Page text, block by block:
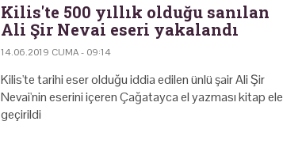
Kilis'te 500 yıllık olduğu sanılan
Ali Şir Nevai eseri yakalandı
14.06.2019 CUMA - 09:14
Kilis'te tarihi eser olduğu iddia edilen ünlü şair Ali Şir
Nevai'nin eserini içeren Çağatayca el yazması kitap ele
geçirildi